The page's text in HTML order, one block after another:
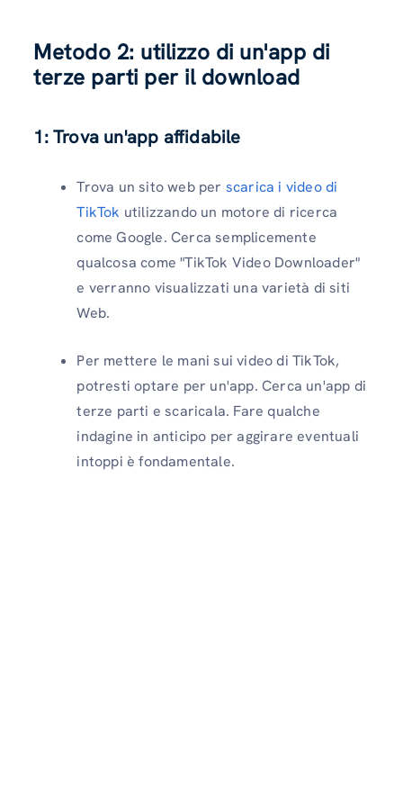
Metodo 2: utilizzo di un'app di
terze parti per il download
1: Trova un'app affidabile
Trova un sito web per scarica i video di
TikTok utilizzando un motore di ricerca
come Google. Cerca semplicemente
qualcosa come "TikTok Video Downloader"
e verranno visualizzati una varietà di siti
Web.
Per mettere le mani sui video di TikTok,
potresti optare per un'app. Cerca un'app di
terze parti e scaricala. Fare qualche
indagine in anticipo per aggirare eventuali
intoppi è fondamentale.